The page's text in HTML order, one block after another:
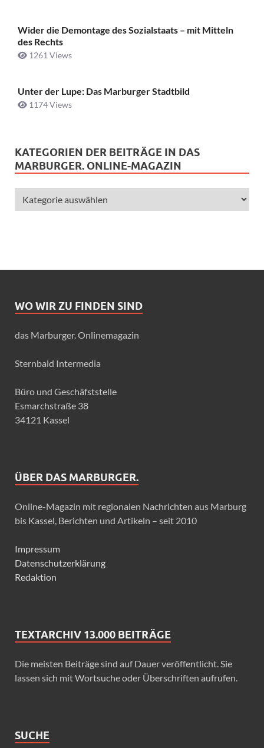
Wider die Demontage des Sozialstaats – mit Mitteln
des Rechts
1261 Views
Unter der Lupe: Das Marburger Stadtbild
1174 Views
KATEGORIEN DER BEITRÄGE IN DAS
MARBURGER. ONLINE-MAGAZIN
WO WIR ZU FINDEN SIND
das Marburger. Onlinemagazin
Sternbald Intermedia
Büro und Geschäfststelle
Esmarchstraße 38
34121 Kassel
ÜBER DAS MARBURGER.
Online-Magazin mit regionalen Nachrichten aus Marburg
bis Kassel, Berichten und Artikeln – seit 2010
Impressum
Datenschutzerklärung
Redaktion
TEXTARCHIV 13.000 BEITRÄGE
Die meisten Beiträge sind auf Dauer veröffentlicht. Sie
lassen sich mit Wortsuche oder Überschriften aufrufen.
SUCHE